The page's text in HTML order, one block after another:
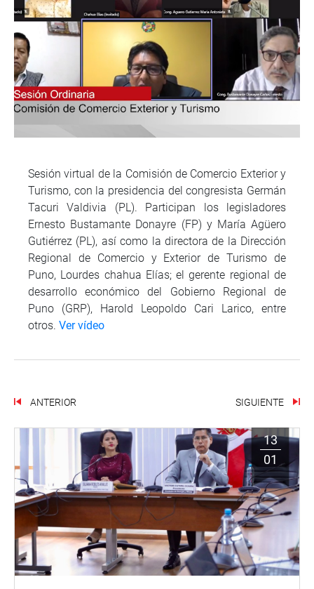
Sesión virtual de la Comisión de Comercio Exterior y
Turismo, con la presidencia del congresista Germán
Tacuri Valdivia (PL). Participan los legisladores
Ernesto Bustamante Donayre (FP) y María Agüero
Gutiérrez (PL), así como la directora de la Dirección
Regional de Comercio y Exterior de Turismo de
Puno, Lourdes chahua Elías; el gerente regional de
desarrollo económico del Gobierno Regional de
Puno (GRP), Harold Leopoldo Cari Larico, entre
otros. Ver vídeo
ANTERIOR SIGUIENTE
13
01